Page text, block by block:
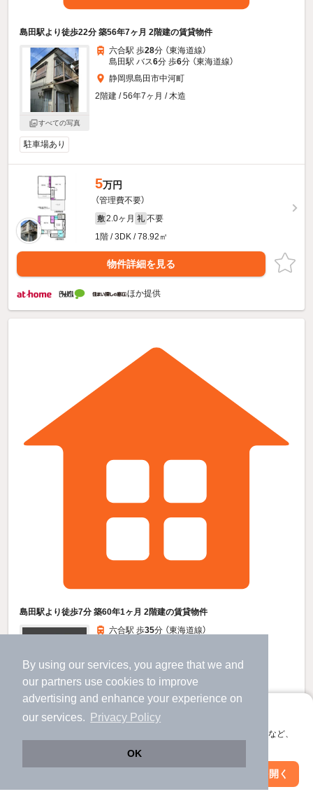
By using our services, you agree that we and
our partners use cookies to improve
advertising and enhance your experience on
our services.
Privacy Policy
OK
アプリに切り替えて、サクサクお部屋探し
会員登録なしですぐ使える。マップ検索やお気に入り保存など、
アプリを開く
島田駅より徒歩22分 築56年7ヶ月 2階建の賃貸物件
すべての写真
六合駅 歩28分 （東海道線）
島田駅 バス6分 歩6分 （東海道線）
静岡県島田市中河町
2階建 / 56年7ヶ月 / 木造
駐車場あり
5万円
（管理費不要）
敷 2.0ヶ月 礼 不要
1階 / 3DK / 78.92㎡
物件詳細を見る
ほか提供
島田駅より徒歩7分 築60年1ヶ月 2階建の賃貸物件
すべての写真
六合駅 歩35分 （東海道線）
静岡県島田市南１丁目
2階建 / 60年1ヶ月 / 木造
6.4万円
（管理費不要）
絞り込み条件を変更